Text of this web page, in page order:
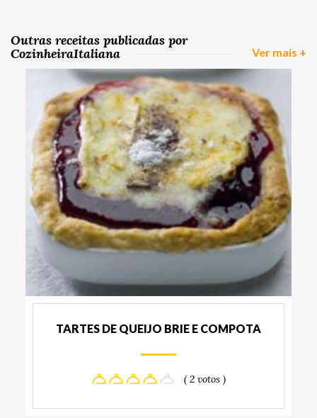
Outras receitas publicadas por
CozinheiraItaliana
Ver mais +
TARTES DE QUEIJO BRIE E COMPOTA
( 2 votos )